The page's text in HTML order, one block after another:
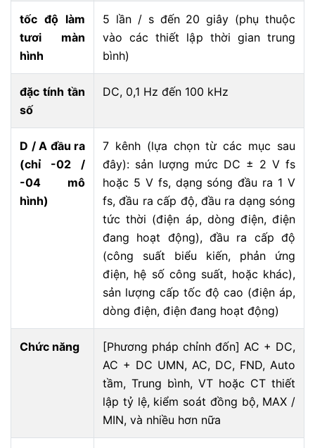
tốc độ làm
tươi màn
hình
5 lần / s đến 20 giây (phụ thuộc
vào các thiết lập thời gian trung
bình)
đặc tính tần
số
DC, 0,1 Hz đến 100 kHz
D / A đầu ra
(chỉ -02 /
-04 mô
hình)
7 kênh (lựa chọn từ các mục sau
đây): sản lượng mức DC ± 2 V fs
hoặc 5 V fs, dạng sóng đầu ra 1 V
fs, đầu ra cấp độ, đầu ra dạng sóng
tức thời (điện áp, dòng điện, điện
đang hoạt động), đầu ra cấp độ
(công suất biểu kiến, phản ứng
điện, hệ số công suất, hoặc khác),
sản lượng cấp tốc độ cao (điện áp,
dòng điện, điện đang hoạt động)
Chức năng
[Phương pháp chỉnh đốn] AC + DC,
AC + DC UMN, AC, DC, FND, Auto
tầm, Trung bình, VT hoặc CT thiết
lập tỷ lệ, kiểm soát đồng bộ, MAX /
MIN, và nhiều hơn nữa